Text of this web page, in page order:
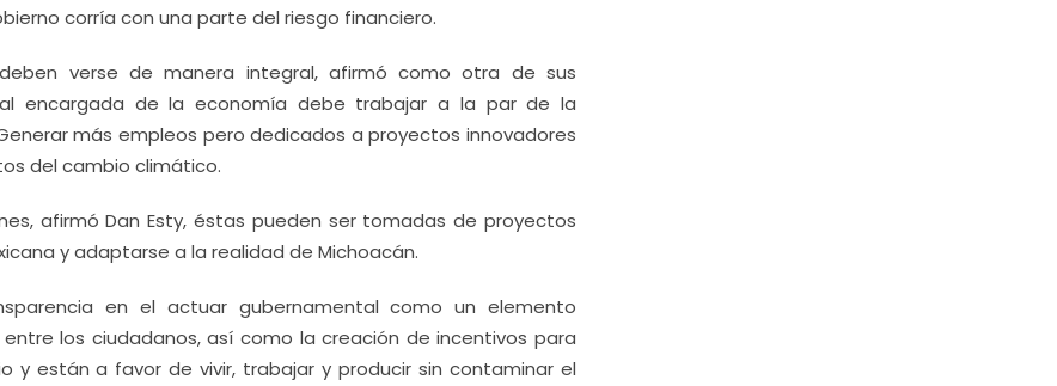
corría con una parte del riesgo financiero.
verse de manera integral, afirmó como otra de sus
encargada de la economía debe trabajar a la par de la
más empleos pero dedicados a proyectos innovadores
del cambio climático.
afirmó Dan Esty, éstas pueden ser tomadas de proyectos
y adaptarse a la realidad de Michoacán.
en el actuar gubernamental como un elemento
los ciudadanos, así como la creación de incentivos para
y están a favor de vivir, trabajar y producir sin contaminar el